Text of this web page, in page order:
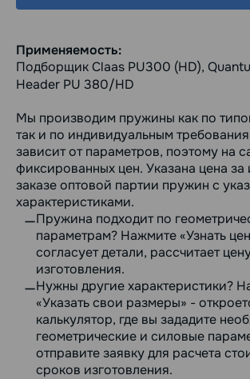
Применяемость:
Подборщик Claas PU300 (HD),
Header PU 380/HD
Мы производим пружины как по
так и по индивидуальным
зависит от параметров, поэтому на
фиксированных цен. Указана цена за
заказе оптовой партии пружин с
характеристиками.
Пружина подходит по
параметрам? Нажмите «Узнать
согласует детали, рассчитает
изготовления.
Нужны другие характеристики?
«Указать свои размеры» -
калькулятор, где вы зададите
геометрические и силовые
отправите заявку для расчета
сроков изготовления.